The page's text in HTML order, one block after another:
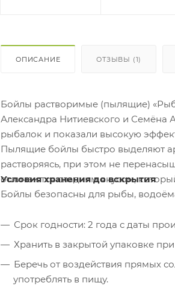
ОПИСАНИЕ ОТЗЫВЫ (1)
Бойлы растворимые (пылящие)
Александра Нитиевского и Семёна
рыбалок и показали высокую
Пылящие бойлы быстро выделяют
растворяясь, при этом не
отличаются сладким вкусом,
Бойлы безопасны для рыбы,
Условия хранения до вскрытия
Срок годности: 2 года с даты
Хранить в закрытой упаковке при
Беречь от воздействия прямых
употреблять в пищу.